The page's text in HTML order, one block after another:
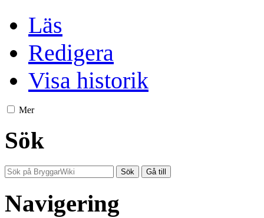
Läs
Redigera
Visa historik
Mer
Sök
Navigering